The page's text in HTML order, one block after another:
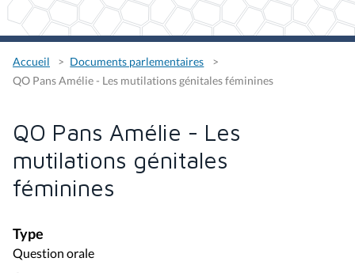
Accueil
Documents parlementaires
QO Pans Amélie - Les mutilations génitales féminines
QO Pans Amélie - Les
mutilations génitales
féminines
Type
Question orale